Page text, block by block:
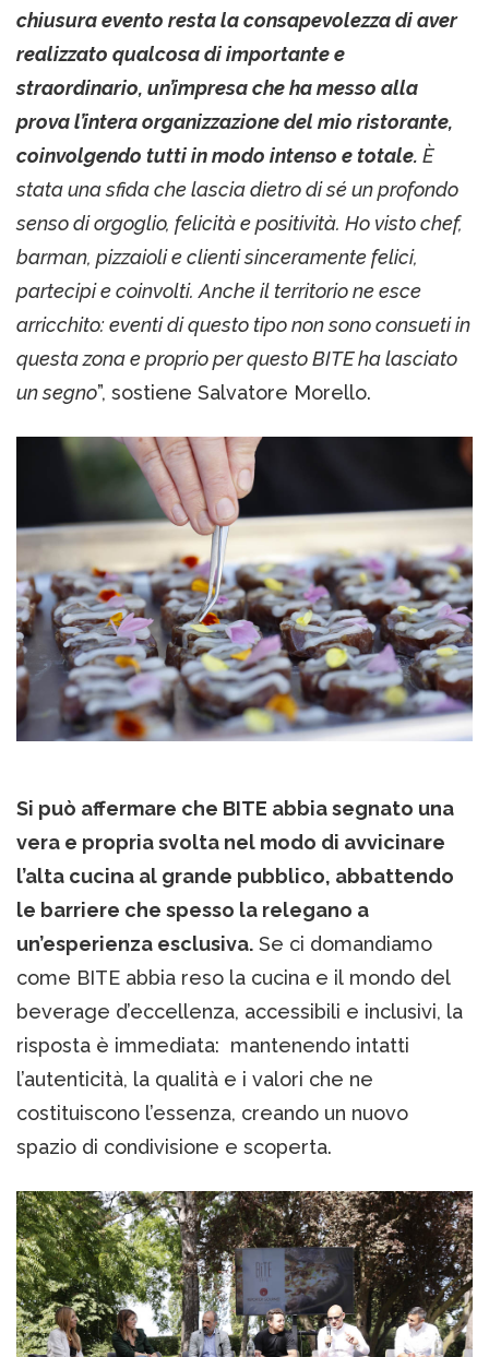
chiusura evento resta la consapevolezza di aver
realizzato qualcosa di importante e
straordinario, un’impresa che ha messo alla
prova l’intera organizzazione del mio ristorante,
coinvolgendo tutti in modo intenso e totale. È
stata una sfida che lascia dietro di sé un profondo
senso di orgoglio, felicità e positività. Ho visto chef,
barman, pizzaioli e clienti sinceramente felici,
partecipi e coinvolti. Anche il territorio ne esce
arricchito: eventi di questo tipo non sono consueti in
questa zona e proprio per questo BITE ha lasciato
un segno”, sostiene Salvatore Morello.
Si può affermare che BITE abbia segnato una
vera e propria svolta nel modo di avvicinare
l’alta cucina al grande pubblico, abbattendo
le barriere che spesso la relegano a
un’esperienza esclusiva. Se ci domandiamo
come BITE abbia reso la cucina e il mondo del
beverage d’eccellenza, accessibili e inclusivi, la
risposta è immediata: mantenendo intatti
l’autenticità, la qualità e i valori che ne
costituiscono l’essenza, creando un nuovo
spazio di condivisione e scoperta.